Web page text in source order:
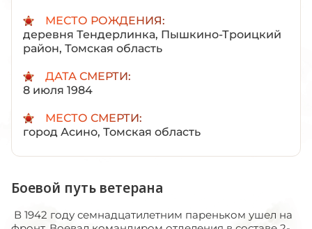
МЕСТО РОЖДЕНИЯ:
деревня Тендерлинка, Пышкино-Троицкий
район, Томская область
ДАТА СМЕРТИ:
8 июля 1984
МЕСТО СМЕРТИ:
город Асино, Томская область
Боевой путь ветерана
В 1942 году семнадцатилетним пареньком ушел на